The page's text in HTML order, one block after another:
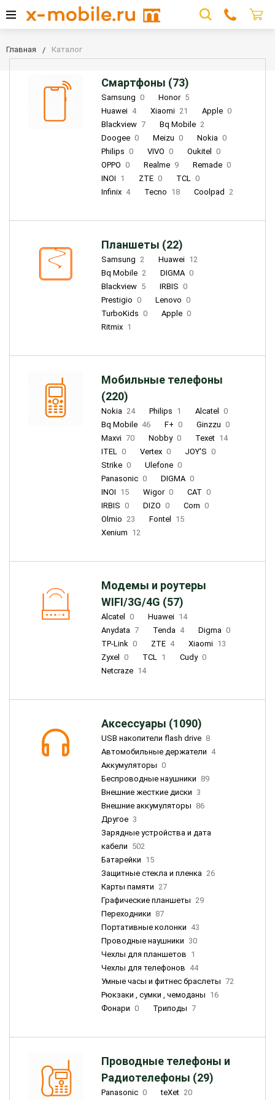
Главная Каталог
Смартфоны (73)
Samsung 0 Honor 5
Huawei 4 Xiaomi 21 Apple 0
Blackview 7 Bq Mobile 2
Doogee 0 Meizu 0 Nokia 0
Philips 0 VIVO 0 Oukitel
0
OPPO 0 Realme 9 Remade 0
INOI 1 ZTE 0 TCL 0
Infinix 4 Tecno 18 Coolpad 2
Планшеты (22)
Samsung 2 Huawei 12
Bq Mobile 2 DIGMA 0
Blackview 5 IRBIS 0
Prestigio 0 Lenovo 0
TurboKids 0 Apple 0
Ritmix 1
Мобильные телефоны
(220)
Nokia 24 Philips 1 Alcatel
0
Bq Mobile 46 F+ 0 Ginzzu 0
Maxvi 70 Nobby 0 Texet 14
ITEL 0 Vertex 0 JOY'S 0
Strike 0 Ulefone 0
Panasonic 0 DIGMA 0
INOI 15 Wigor 0 CAT 0
IRBIS 0 DIZO 0 Corn 0
Olmio 23 Fontel
15
Xenium 12
Модемы и роутеры
WIFI/3G/4G (57)
Alcatel 0 Huawei 14
Anydata 7 Tenda 4 Digma 0
TP-Link 0 ZTE 4 Xiaomi 13
Zyxel
0 TCL 1 Cudy 0
Netcraze 14
Аксессуары (1090)
USB накопители flash drive 8
Автомобильные держатели 4
Аккумуляторы 0
Беспроводные наушники 89
Внешние жесткие диски 3
Внешние аккумуляторы 86
Другое 3
Зарядные устройства и дата
кабели 502
Батарейки 15
Защитные стекла и пленка 26
Карты памяти 27
Графические планшеты 29
Переходники 87
Портативные колонки 43
Проводные наушники 30
Чехлы для планшетов 1
Чехлы для телефонов 44
Умные часы и фитнес браслеты 72
Рюкзаки , сумки , чемоданы 16
Фонари 0 Триподы 7
Проводные телефоны и
Радиотелефоны (29)
Panasonic 0 teXet 20